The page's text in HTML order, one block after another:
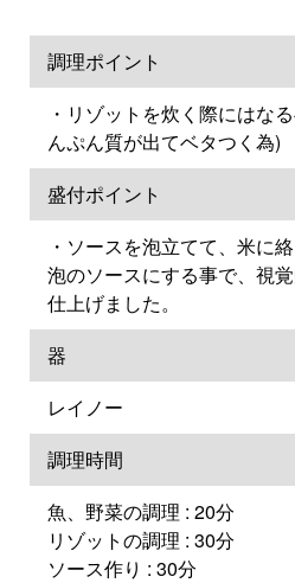
調理ポイント
・リゾットを炊く際にはな
んぷん質が出てベタつく為)
盛付ポイント
・ソースを泡立てて、米に
泡のソースにする事で、視
仕上げました。
器
レイノー
調理時間
魚、野菜の調理 : 20分
リゾットの調理 : 30分
ソース作り : 30分